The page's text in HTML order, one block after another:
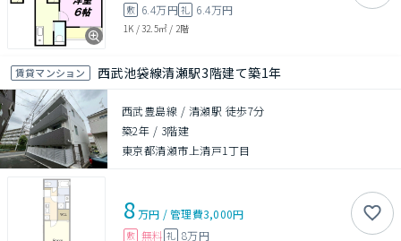
敷 6.4万円礼 6.4万円
1K /32.5㎡ / 2階
賃貸マンション 西武池袋線清瀬駅3階建て築1年
西武豊島線 / 清瀬駅 徒歩7分
築2年 / 3階建
東京都清瀬市上清戸1丁目
8万円 /管理費3,000円
敷 無料 礼 8万円